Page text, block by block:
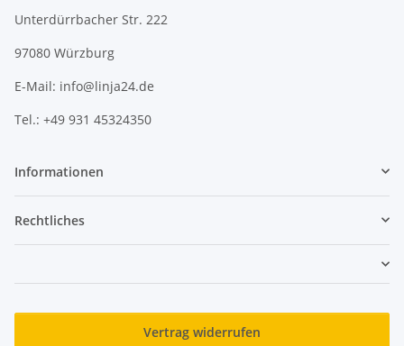
Unterdürrbacher Str. 222
97080 Würzburg
E-Mail: info@linja24.de
Tel.: +49 931 45324350
Informationen
Rechtliches
Vertrag widerrufen